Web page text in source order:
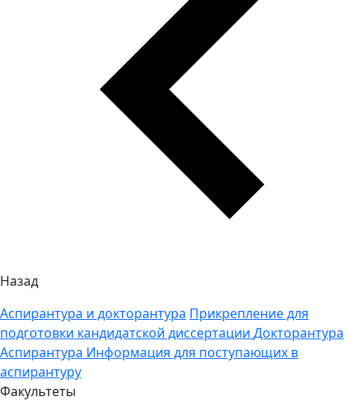
Назад
Аспирантура и докторантура Прикрепление для
подготовки кандидатской диссертации Докторантура
Аспирантура Информация для поступающих в
аспирантуру
Факультеты